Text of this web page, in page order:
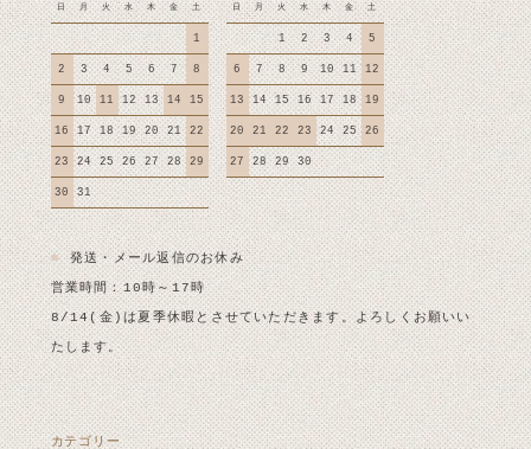
日 月 火 水 木 金 土
1
2 3 4 5 6 7 8
9 10 11 12 13 14 15
16 17 18 19 20 21 22
23 24 25 26 27 28 29
30 31
日 月 火 水 木 金 土
1 2 3 4 5
6 7 8 9 10 11 12
13 14 15 16 17 18 19
20 21 22 23 24 25 26
27 28 29 30
■発送・メール返信のお休み
営業時間：10時～17時
8/14(金)は夏季休暇とさせていただきます。よろしくお願いい
たします。
カテゴリー